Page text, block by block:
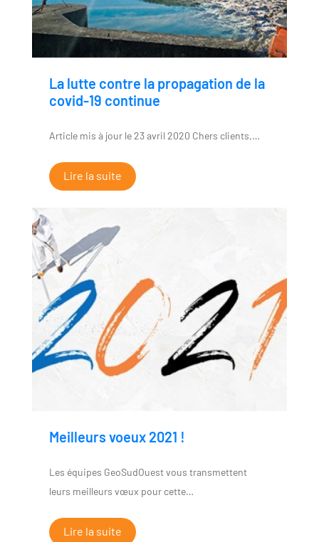
La lutte contre la propagation de la
covid-19 continue
Article mis à jour le 23 avril 2020 Chers clients,…
Lire la suite
Meilleurs voeux 2021 !
Les équipes GeoSudOuest vous transmettent
leurs meilleurs vœux pour cette…
Lire la suite